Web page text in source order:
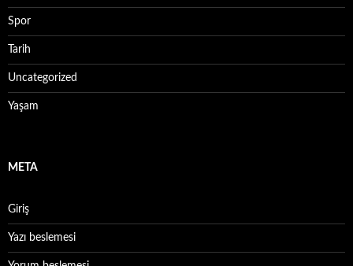
Spor
Tarih
Uncategorized
Yaşam
META
Giriş
Yazı beslemesi